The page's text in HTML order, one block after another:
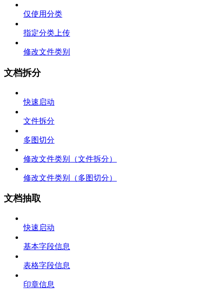
仅使用分类
指定分类上传
修改文件类别
文档拆分
快速启动
文件拆分
多图切分
修改文件类别（文件拆分）
修改文件类别（多图切分）
文档抽取
快速启动
基本字段信息
表格字段信息
印章信息